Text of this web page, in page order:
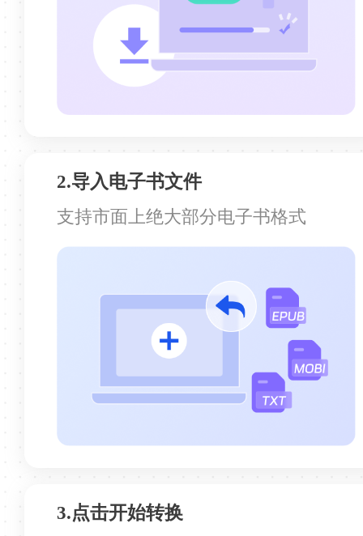
2.导入电子书文件
支持市面上绝大部分电子书格式
3.点击开始转换
多，很好的一次体验
的阅读转换需求，太赞了！
感觉很不错
玻璃呐